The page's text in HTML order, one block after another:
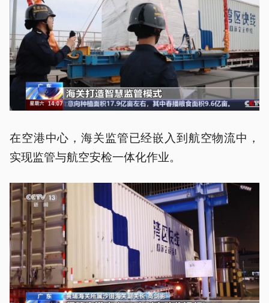
在空港中心，海关监管已经嵌入到航空物流中，
实现监管与航空安检一体化作业。